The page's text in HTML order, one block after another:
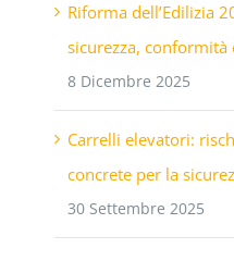
Riforma dell’Edilizia
sicurezza, conformità
8 Dicembre 2025
Carrelli elevatori:
concrete per la
30 Settembre 2025